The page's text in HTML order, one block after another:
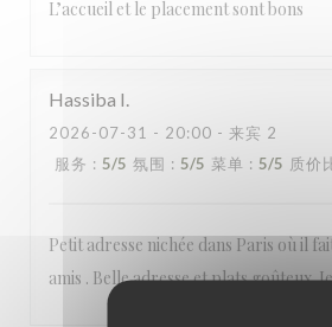
L’accueil et le placement sont bons
Hassiba I
2026-07-31 - 20:00 - 来宾 2
服务 : 5/5 氛围 : 5/5 菜单 : 5/5 质价
Petit adresse nichée dans Paris où il
amis . Belle adresse et plats goûteux.